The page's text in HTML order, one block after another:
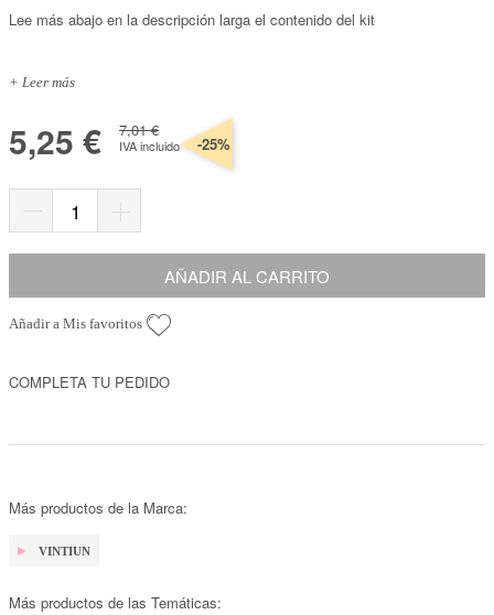
Lee más abajo en la descripción larga el contenido del kit
+ Leer más
5,25 € 7,01 €
IVA incluido -25%
AÑADIR AL CARRITO
Añadir a Mis favoritos
COMPLETA TU PEDIDO
Más productos de la Marca:
VINTIUN
Más productos de las Temáticas: